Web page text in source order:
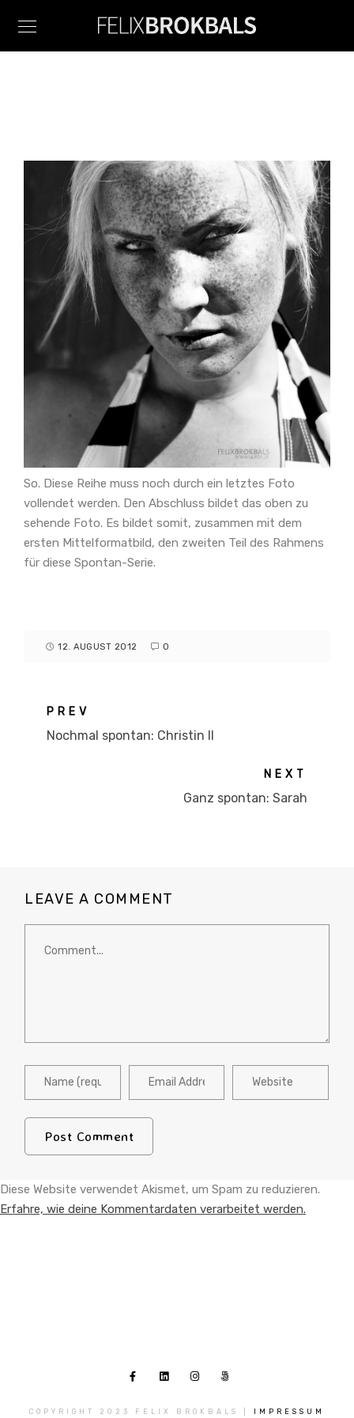
So. Diese Reihe muss noch durch ein letztes Foto
vollendet werden. Den Abschluss bildet das oben zu
sehende Foto. Es bildet somit, zusammen mit dem
ersten Mittelformatbild, den zweiten Teil des Rahmens
für diese Spontan-Serie.
12. AUGUST 2012 0
PREV
Nochmal spontan: Christin II
NEXT
Ganz spontan: Sarah
LEAVE A COMMENT
Diese Website verwendet Akismet, um Spam zu reduzieren.
Erfahre, wie deine Kommentardaten verarbeitet werden.
COPYRIGHT 2023 FELIX BROKBALS | IMPRESSUM